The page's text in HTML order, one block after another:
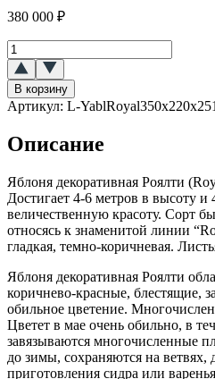
380 000 ₽
Количество
товара
Яблоня
декоративная
Роялти
ШАР
В корзину
Артикул: L-
Описание
Яблоня декоративная Роялти
Достигает 4-6 метров в высоту и
величественную красоту. Сорт
относясь к знаменитой линии
гладкая, темно-коричневая.
Яблоня декоративная Роялти
коричнево-красные, блестящие,
обильное цветение.
Цветет в мае очень обильно, в
завязываются многочисленные
до зимы, сохраняются на ветвях,
приготовления сидра или